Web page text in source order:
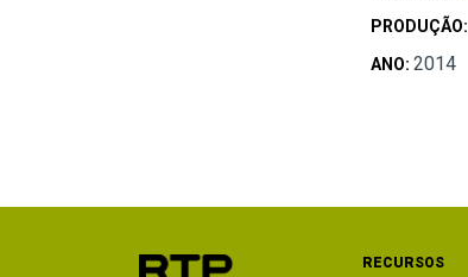
PRODUÇÃO:
ANO: 2014
RECURSOS